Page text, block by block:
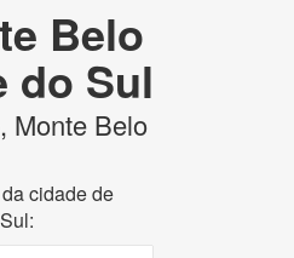
Belo
do Sul
Monte Belo
cidade de